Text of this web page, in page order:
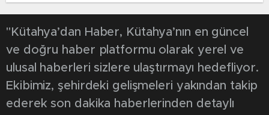
"Kütahya’dan Haber, Kütahya’nın en güncel
ve doğru haber platformu olarak yerel ve
ulusal haberleri sizlere ulaştırmayı hedefliyor.
Ekibimiz, şehirdeki gelişmeleri yakından takip
ederek son dakika haberlerinden detaylı